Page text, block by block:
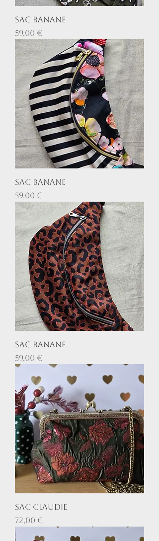
Sac banane
Prix
59,00 €
Sac banane
Prix
59,00 €
Sac banane
Prix
59,00 €
Sac Claudie
Prix
72,00 €